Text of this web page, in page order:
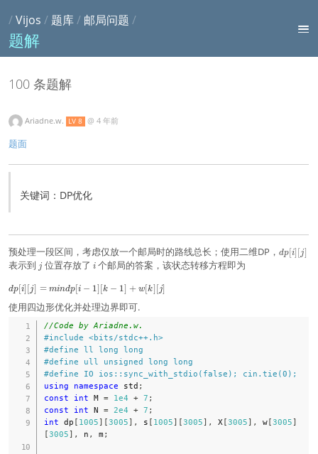
/Vijos / 题库/ 邮局问题 /
题解
100 条题解
Ariadne.w. LV 8 @ 4 年前
题面
关键词：DP优化
预处理一段区间，考虑仅放一个邮局时的路线总长；使用二维DP，d
p
dp[i] [j]
表示到 jj 位置存放了 ii个邮局的答案，该状态转移方程即为
d
i]
dp[i] [j] = mindp[i − 1] [k − 1] + w[k] [j]
使用四边形优化并处理边界即可.
//Code by Ariadne.w.
#include <bits/stdc++.h>
#define ll long long
#define ull unsigned long long
#define IO ios :: sync_with_stdio ( false ) ; cin . tie (0 ) ;
using
namespace std ;
const
int M = 1e4 + 7 ;
const
int N = 2e4 + 7 ;
int dp [ 1005] [3005] , s [ 1005] [3005] , X [3005] , w[3005]
[3005] , n , m ;